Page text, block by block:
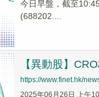
今日早盤，截至
(688202....
【異動股】
https://www.finet.hk/
2025年06月26日 上午